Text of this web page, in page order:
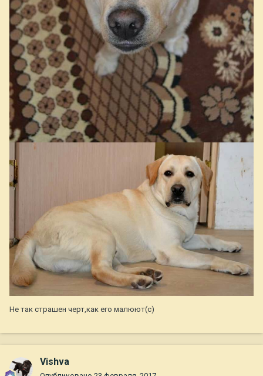
Не так страшен черт,как его малюют(с)
Vishva